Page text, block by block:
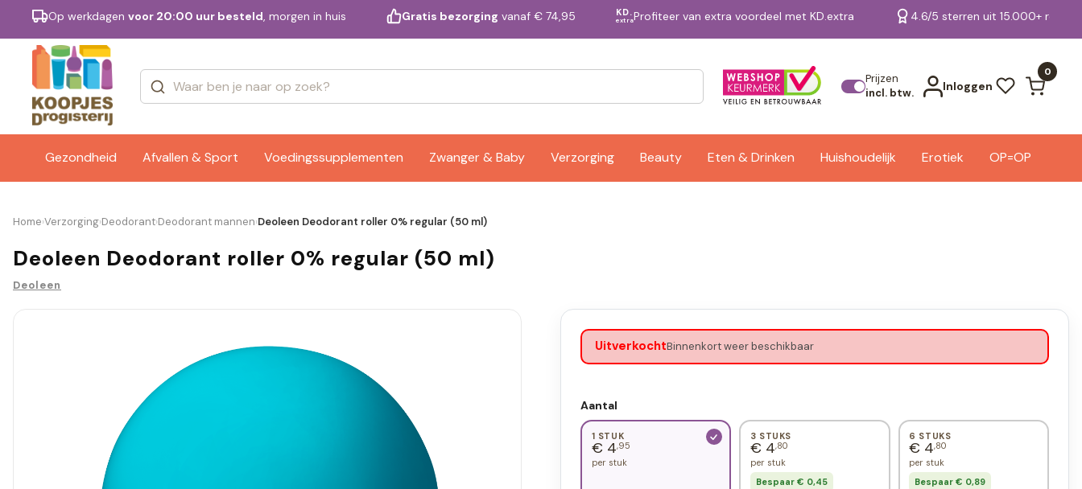
Op werkdagen voor 20:00 uur besteld, morgen in huis Gratis bezorging vanaf € 74,95 KD.
extraProfiteer van extra voordeel met KD.extra 4.6/5 sterren uit 15.000+
Prijzen
incl. btw.
Inloggen
0
Gezondheid Afvallen & Sport Voedingssupplementen Zwanger & Baby Verzorging Beauty Eten & Drinken Huishoudelijk Erotiek OP=OP
Merken Bekijk alle resultaten
Home›Verzorging›Deodorant›Deodorant mannen›Deoleen Deodorant roller 0% regular (50 ml)
Deoleen Deodorant roller 0% regular (50 ml)
Deoleen
UitverkochtBinnenkort weer beschikbaar
Aantal
1 STUK
€ 4,95
per stuk
3 STUKS
€ 4,80
per stuk
Bespaar € 0,45
6 STUKS
€ 4,80
per stuk
Bespaar € 0,89